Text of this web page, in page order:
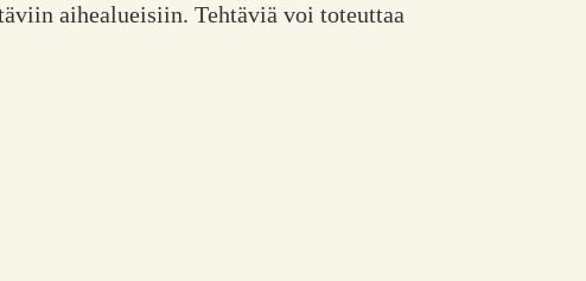
aihealueisiin. Tehtäviä voi toteuttaa